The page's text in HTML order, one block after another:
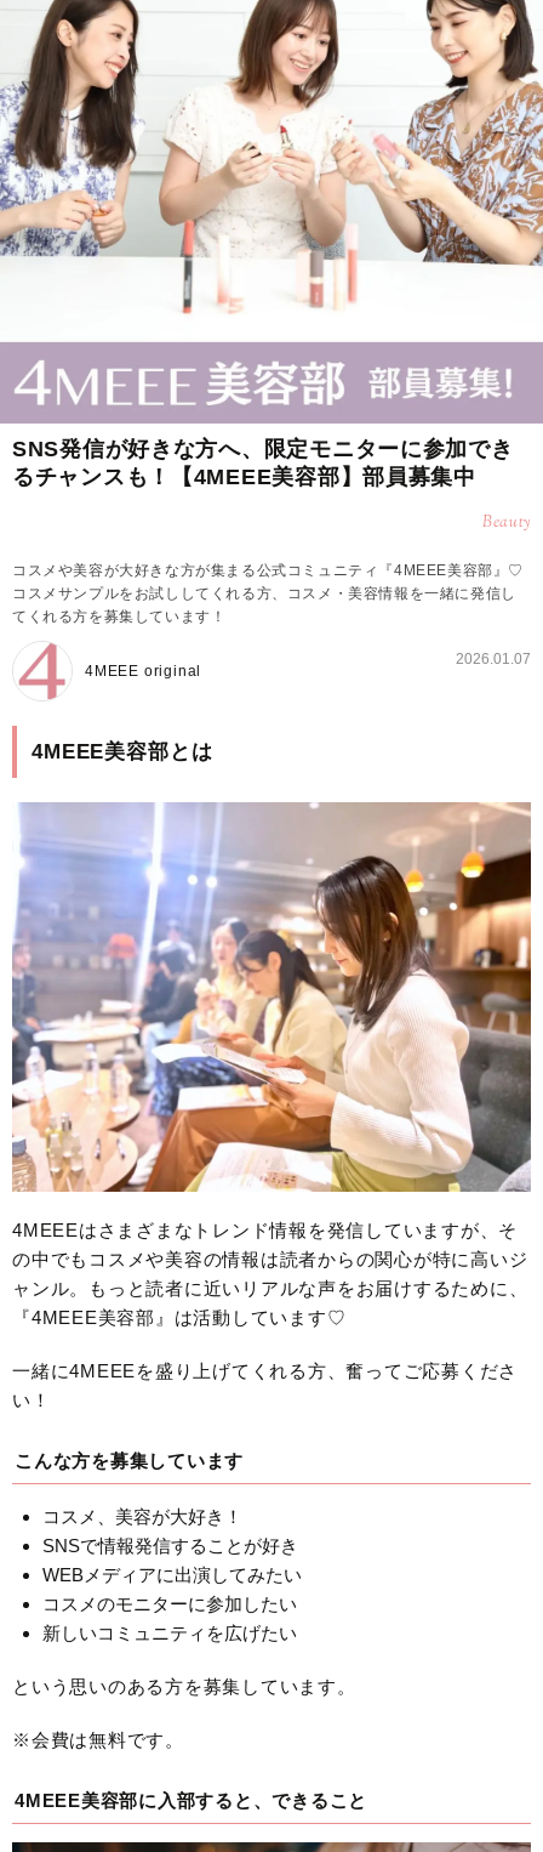
SNS発信が好きな方へ、限定モニターに参加でき
るチャンスも！【4MEEE美容部】部員募集中
Beauty
コスメや美容が大好きな方が集まる公式コミュニティ『4MEEE美容部』♡
コスメサンプルをお試ししてくれる方、コスメ・美容情報を一緒に発信し
てくれる方を募集しています！
4MEEE original
2026.01.07
4MEEE美容部とは
4MEEEはさまざまなトレンド情報を発信していますが、そ
の中でもコスメや美容の情報は読者からの関心が特に高いジ
ャンル。もっと読者に近いリアルな声をお届けするために、
『4MEEE美容部』は活動しています♡
一緒に4MEEEを盛り上げてくれる方、奮ってご応募くださ
い！
こんな方を募集しています
コスメ、美容が大好き！
SNSで情報発信することが好き
WEBメディアに出演してみたい
コスメのモニターに参加したい
新しいコミュニティを広げたい
という思いのある方を募集しています。
※会費は無料です。
4MEEE美容部に入部すると、できること